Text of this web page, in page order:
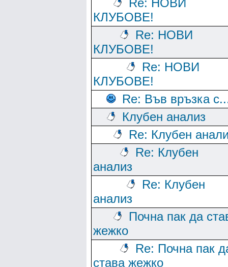
Re: НОВИ
КЛУБОВЕ!
Re: НОВИ
КЛУБОВЕ!
Re: НОВИ
КЛУБОВЕ!
Re: Във връзка
Клубен анализ
Re: Клубен
Re: Клубен
анализ
Re: Клубен
анализ
Почна пак да
жежко
Re: Почна пак
става жежко